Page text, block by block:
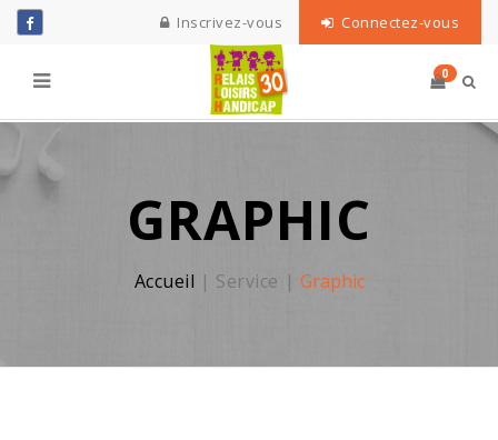
Inscrivez-vous Connectez-vous
0
GRAPHIC
Accueil Service Graphic